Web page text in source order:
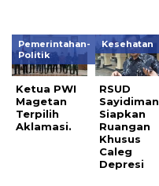
Pemerintahan-
Politik
Ketua PWI
Magetan
Terpilih
Aklamasi.
Kesehatan
RSUD
Sayidiman
Siapkan
Ruangan
Khusus
Caleg
Depresi